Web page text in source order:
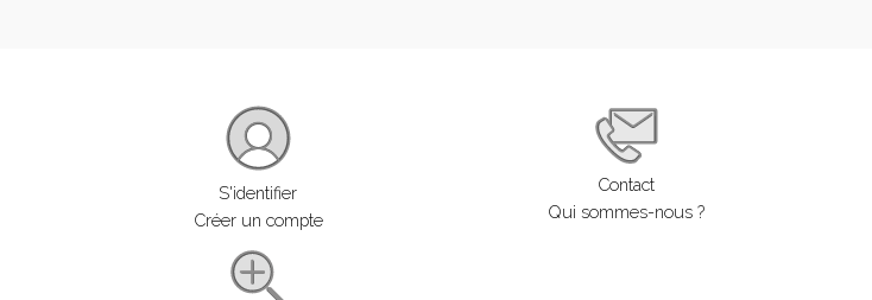
S'identifier
Créer un compte
Contact
Qui sommes-nous ?